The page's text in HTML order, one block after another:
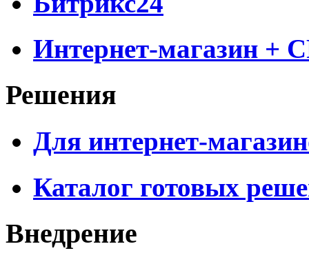
Интернет-магазин +
Решения
Для интернет-
Каталог готовых
Внедрение